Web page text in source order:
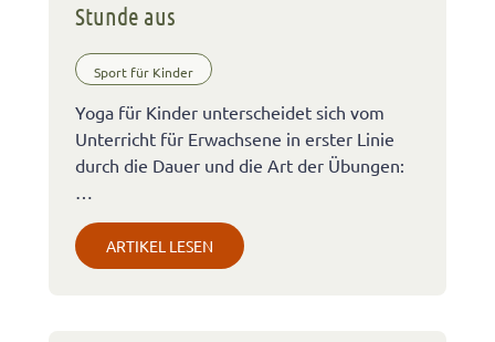
Stunde aus
Sport für Kinder
Yoga für Kinder unterscheidet sich vom
Unterricht für Erwachsene in erster Linie
durch die Dauer und die Art der Übungen:
…
ARTIKEL LESEN